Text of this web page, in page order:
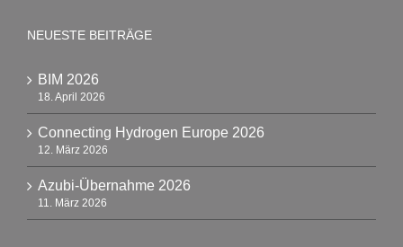
NEUESTE BEITRÄGE
BIM 2026
18. April 2026
Connecting Hydrogen Europe 2026
12. März 2026
Azubi-Übernahme 2026
11. März 2026